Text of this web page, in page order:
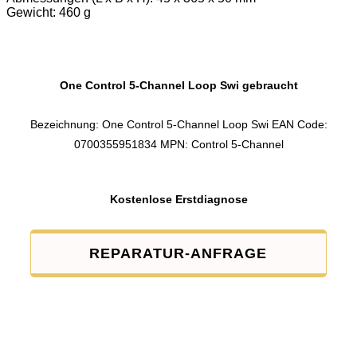
Gewicht: 460 g
One Control 5-Channel Loop Swi gebraucht
Bezeichnung: One Control 5-Channel Loop Swi EAN Code:
0700355951834 MPN: Control 5-Channel
Kostenlose Erstdiagnose
REPARATUR-ANFRAGE